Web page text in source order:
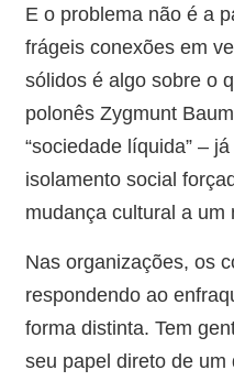
E o problema não é a
frágeis conexões em
sólidos é algo sobre o
polonês Zygmunt
“sociedade líquida” –
isolamento social
mudança cultural a um
Nas organizações, os
respondendo ao
forma distinta. Tem
seu papel direto de